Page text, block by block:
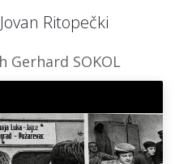
Ritopečki
Gerhard SOKOL